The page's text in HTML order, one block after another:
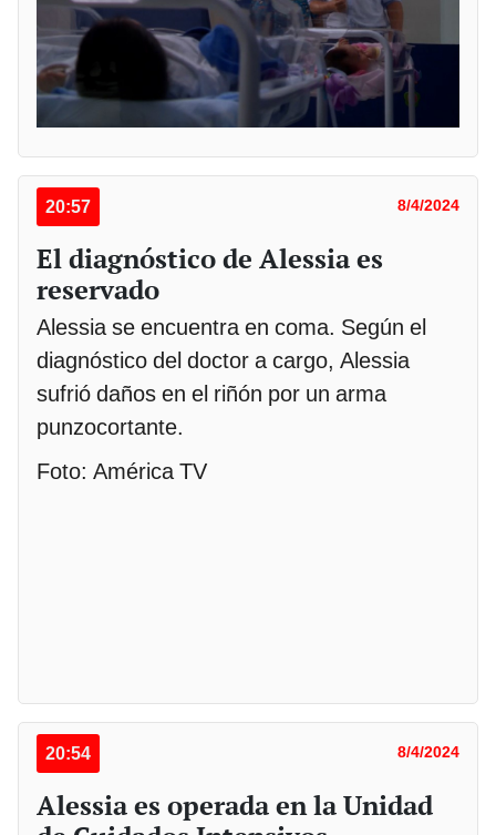
20:57 8/4/2024
El diagnóstico de Alessia es
reservado
Alessia se encuentra en coma. Según el
diagnóstico del doctor a cargo, Alessia
sufrió daños en el riñón por un arma
punzocortante.
Foto: América TV
20:54 8/4/2024
Alessia es operada en la Unidad